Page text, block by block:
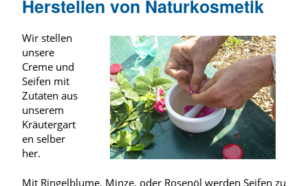
Herstellen von Naturkosmetik
Wir stellen
unsere
Creme und
Seifen mit
Zutaten aus
unserem
Kräutergart
en selber
her.
Mit Ringelblume, Minze, oder Rosenöl werden Seifen zu